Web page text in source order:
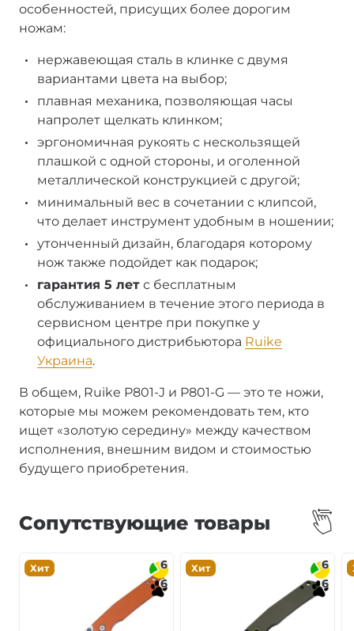
особенностей, присущих более дорогим
ножам:
нержавеющая сталь в клинке с двумя
вариантами цвета на выбор;
плавная механика, позволяющая часы
напролет щелкать клинком;
эргономичная рукоять с нескользящей
плашкой с одной стороны, и оголенной
металлической конструкцией с другой;
минимальный вес в сочетании с клипсой,
что делает инструмент удобным в ношении;
утонченный дизайн, благодаря которому
нож также подойдет как подарок;
гарантия 5 лет с бесплатным
обслуживанием в течение этого периода в
сервисном центре при покупке у
официального дистрибьютора Ruike
Украина.
В общем, Ruike P801-J и P801-G — это те ножи,
которые мы можем рекомендовать тем, кто
ищет «золотую середину» между качеством
исполнения, внешним видом и стоимостью
будущего приобретения.
Сопутствующие товары
Хит
6
6
Хит
6
6